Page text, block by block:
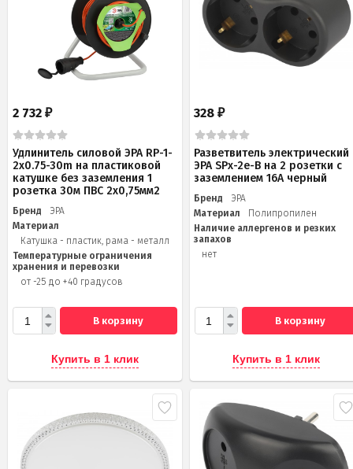
2 732 ₽
Удлинитель силовой ЭРА RP-1-
2x0.75-30m на пластиковой
катушке без заземления 1
розетка 30м ПВС 2х0,75мм2
Бренд
ЭРА
Материал
Катушка - пластик, рама - металл
Температурные ограничения
хранения и перевозки
от -25 до +40 градусов
В корзину
Купить в 1 клик
328₽
Разветвитель электрический
ЭРА SPx-2e-B на 2 розетки с
заземлением 16А черный
Бренд
ЭРА
Материал
Полипропилен
Наличие аллергенов и резких
запахов
нет
В корзину
Купить в 1 клик